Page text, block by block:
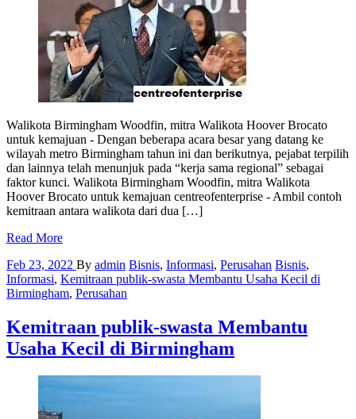
Walikota Birmingham Woodfin, mitra Walikota Hoover Brocato
untuk kemajuan - Dengan beberapa acara besar yang datang ke
wilayah metro Birmingham tahun ini dan berikutnya, pejabat terpilih
dan lainnya telah menunjuk pada “kerja sama regional” sebagai
faktor kunci. Walikota Birmingham Woodfin, mitra Walikota
Hoover Brocato untuk kemajuan centreofenterprise - Ambil contoh
kemitraan antara walikota dari dua […]
Read More
Feb 23, 2022 By admin Bisnis, Informasi, Perusahan Bisnis,
Informasi, Kemitraan publik-swasta Membantu Usaha Kecil di
Birmingham, Perusahan
Kemitraan publik-swasta Membantu
Usaha Kecil di Birmingham